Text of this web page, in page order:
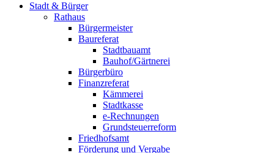
Stadt & Bürger
Rathaus
Bürgermeister
Baureferat
Stadtbauamt
Bauhof/Gärtnerei
Bürgerbüro
Finanzreferat
Kämmerei
Stadtkasse
e-Rechnungen
Grundsteuerreform
Friedhofsamt
Förderung und Vergabe